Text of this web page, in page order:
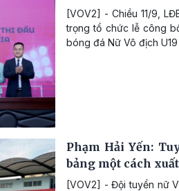
[VOV2] - Chiều 11/9,
trọng tổ chức lễ công
bóng đá Nữ Vô địch
Phạm Hải Yến:
bảng một cách
[VOV2] - Đội tuyển nữ